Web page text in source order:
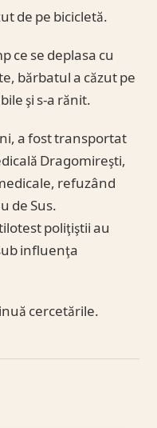
de pe bicicletă.
ce se deplasa cu
bărbatul a căzut pe
şi s-a rănit.
a fost transportat
Dragomireşti,
refuzând
de Sus.
poliţiştii au
influenţa
cercetările.